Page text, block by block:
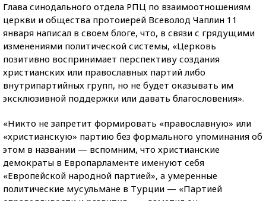
Глава синодального отдела РПЦ по взаимоотношениям
церкви и общества протоиерей Всеволод Чаплин 11
января написал в своем блоге, что, в связи с грядущими
изменениями политической системы, «Церковь
позитивно воспринимает перспективу создания
христианских или православных партий либо
внутрипартийных групп, но не будет оказывать им
эксклюзивной поддержки или давать благословения».
«Никто не запретит формировать «православную» или
«христианскую» партию без формального упоминания об
этом в названии — вспомним, что христианские
демократы в Европарламенте именуют себя
«Европейской народной партией», а умеренные
политические мусульмане в Турции — «Партией